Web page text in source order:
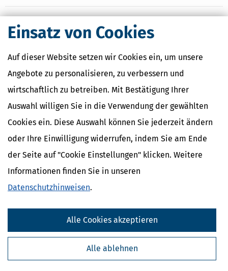
Einsatz von Cookies
Auf dieser Website setzen wir Cookies ein, um unsere
Angebote zu personalisieren, zu verbessern und
wirtschaftlich zu betreiben. Mit Bestätigung Ihrer
Auswahl willigen Sie in die Verwendung der gewählten
Cookies ein. Diese Auswahl können Sie jederzeit ändern
oder Ihre Einwilligung widerrufen, indem Sie am Ende
der Seite auf "Cookie Einstellungen" klicken. Weitere
Informationen finden Sie in unseren
Datenschutzhinweisen.
Alle ablehnen
Alle Cookies akzeptieren